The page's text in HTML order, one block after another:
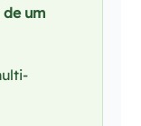
um